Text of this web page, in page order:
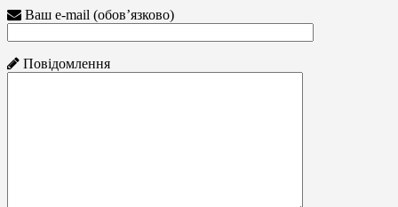
Ваш e-mail (обов’язково)
Повідомлення